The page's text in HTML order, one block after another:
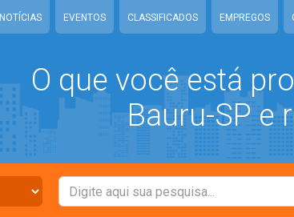
NOTÍCIAS EVENTOS CLASSIFICADOS EMPREGOS
O que você está
Bauru-SP e